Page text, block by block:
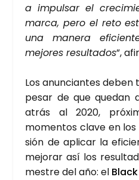
a impul­sar el
mar­ca, pero el reto
una mane­ra
mejo­res resul­ta­dos”,
Los anun­cian­tes deben
pesar de que que­dan
atrás al 2020,
momen­tos cla­ve en
sión de apli­car la
mejo­rar así los
mes­tre del año: el